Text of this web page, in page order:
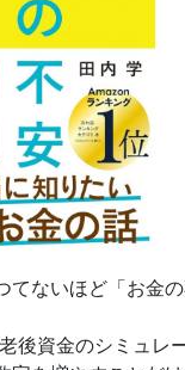
てないほど「お金
後資金のシミュレ